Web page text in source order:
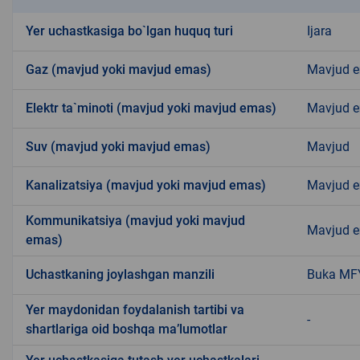
Yer uchastkasiga bo`lgan huquq turi Ijara
Gaz (mavjud yoki mavjud emas) Mavjud
Elektr ta`minoti (mavjud yoki mavjud emas) Mavjud
Suv (mavjud yoki mavjud emas) Mavjud
Kanalizatsiya (mavjud yoki mavjud emas) Mavjud
Kommunikatsiya (mavjud yoki mavjud
emas)
Mavjud
Uchastkaning joylashgan manzili Buka
Yer maydonidan foydalanish tartibi va
shartlariga oid boshqa ma’lumotlar
-